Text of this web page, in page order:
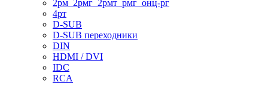
2рм_2рмг_2рмт_рмг_онц-рг
4рт
D-SUB
D-SUB переходники
DIN
HDMI / DVI
IDC
RCA